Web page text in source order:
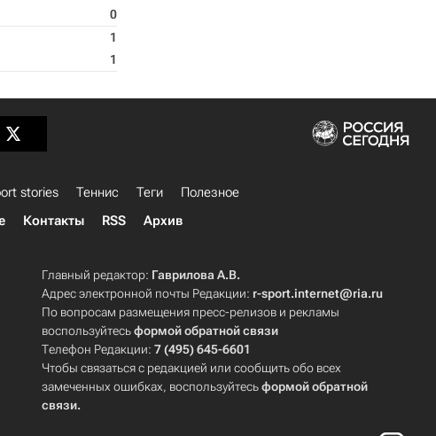
0
1
1
stories Теннис Теги
Полезное
Контакты RSS Архив
Главный редактор: Гаврилова А.В.
Адрес электронной почты Редакции: r-sport.internet@ria.ru
По вопросам размещения пресс-релизов и рекламы
воспользуйтесьформой обратной связи
Телефон Редакции:7 (495) 645-6601
Чтобы связаться с редакцией или сообщить обо всех
замеченных ошибках, воспользуйтесьформой обратной
связи.